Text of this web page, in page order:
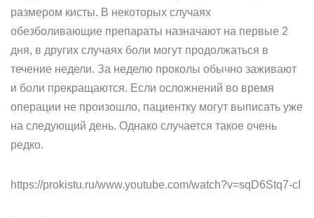
размером кисты. В некоторых случаях
обезболивающие препараты назначают на первые 2
дня, в других случаях боли могут продолжаться в
течение недели. За неделю проколы обычно заживают
и боли прекращаются. Если осложнений во время
операции не произошло, пациентку могут выписать уже
на следующий день. Однако случается такое очень
редко.
https://prokistu.ru/www.youtube.com/watch?v=sqD6Stq7-cI